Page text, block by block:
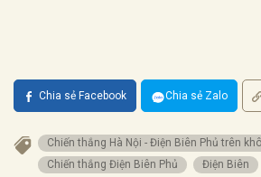
Chia sẻ Facebook Chia sẻ Zalo
Chiến thắng Hà Nội - Điện Biên Phủ trên
Chiến thắng Điện Biên Phủ
Điện Biên